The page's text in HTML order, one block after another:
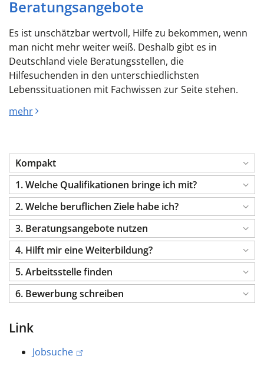
Beratungsangebote
Es ist unschätzbar wertvoll, Hilfe zu bekommen, wenn
man nicht mehr weiter weiß. Deshalb gibt es in
Deutschland viele Beratungsstellen, die
Hilfesuchenden in den unterschiedlichsten
Lebenssituationen mit Fachwissen zur Seite stehen.
mehr
Kompakt
1. Welche Qualifikationen bringe ich mit?
2. Welche beruflichen Ziele habe ich?
3. Beratungsangebote nutzen
4. Hilft mir eine Weiterbildung?
5. Arbeitsstelle finden
6. Bewerbung schreiben
Link
Jobsuche